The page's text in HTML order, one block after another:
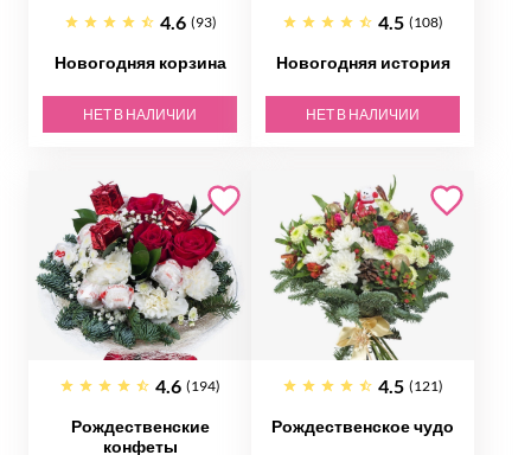
4.6 (93)
Новогодняя корзина
НЕТ В НАЛИЧИИ
4.5 (108)
Новогодняя история
НЕТ В НАЛИЧИИ
4.6 (194)
Рождественские
конфеты
4.5 (121)
Рождественское чудо